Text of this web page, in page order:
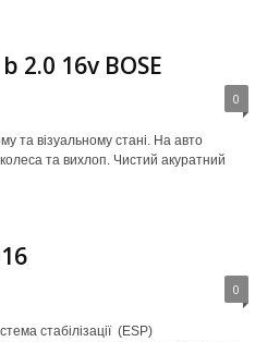
2.0 16v BOSE
0
та візуальному стані. На авто
та вихлоп. Чистий акуратний
0
стабілізації (ESP)